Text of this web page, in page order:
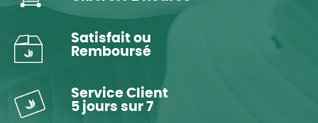
Satisfait ou
Remboursé
Service Client
5 jours sur 7